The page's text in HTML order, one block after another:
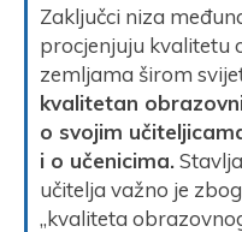
Zaključci niza
procjenjuju kvalitetu
zemljama širom
kvalitetan
o svojim
i o učenicima.
učitelja važno je
„kvaliteta